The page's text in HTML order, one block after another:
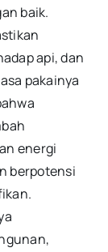
baik.
api, dan
pakainya
energi
berpotensi